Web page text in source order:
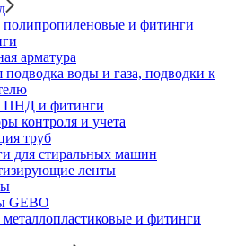
и фитинги
арматура
подводка воды и газа, подводки к
ПНД и фитинги
контроля и учета
труб
для стиральных машин
ленты
GEBO
и фитинги